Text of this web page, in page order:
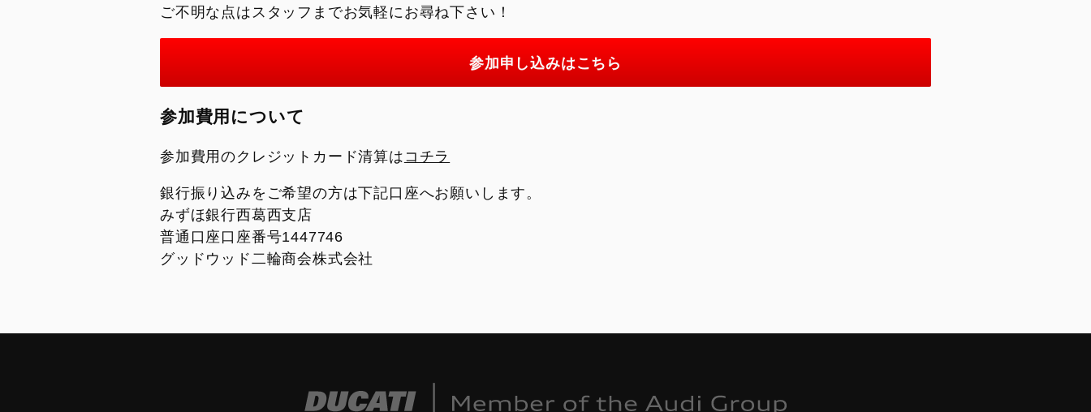
ご不明な点はスタッフまでお気軽にお尋ね下さい！
参加申し込みはこちら
参加費用について
参加費用のクレジットカード清算は コチラ
銀行振り込みをご希望の方は下記口座へお願いします。
みずほ銀行西葛西支店
普通口座口座番号1447746
グッドウッド二輪商会株式会社